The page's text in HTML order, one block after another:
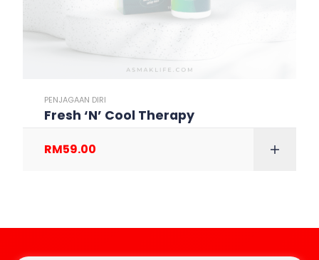
PENJAGAAN DIRI
Fresh ‘N’ Cool Therapy
RM59.00